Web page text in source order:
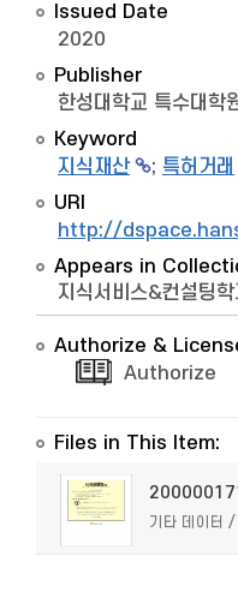
Issued Date
2020
Publisher
한성대학교 특수대학
Keyword
지식재산
; 특허거래
URI
http://
Appears in
지식서비스&컨설팅학
Authorize &
Authorize
Files in This Item:
기타 데이터